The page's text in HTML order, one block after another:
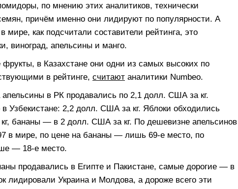
по мнению этих аналитиков, технически
причём именно они лидируют по популярности. А
как подсчитали составители рейтинга, это
виноград, апельсины и манго.
фрукты, в Казахстане они одни из самых высоких по
в рейтинге, считают аналитики Numbeo.
апельсины в РК продавались по 2,1 долл. США за кг.
Узбекистане: 2,2 долл. США за кг. Яблоки обходились
бананы — в 2 долл. США за кг. По дешевизне апельсинов
в мире, по цене на бананы — лишь 69-е место, по
— 18-е место.
продавались в Египте и Пакистане, самые дорогие — в
лидировали Украина и Молдова, а дороже всего эти